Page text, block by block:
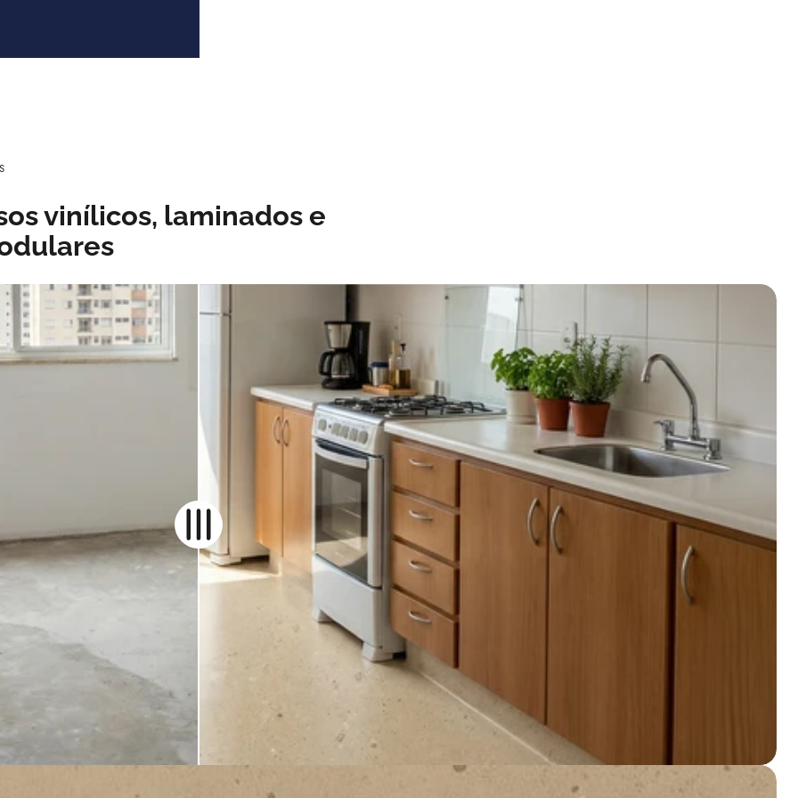
vinílicos, laminados e